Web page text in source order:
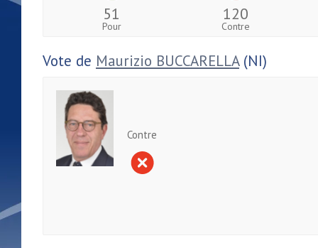
51
Pour
120
Contre
Vote de Maurizio BUCCARELLA(NI)
Contre